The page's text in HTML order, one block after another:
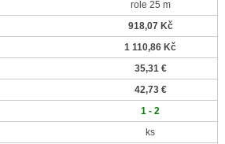
role 25 m
918,07 Kč
1 110,86 Kč
35,31 €
42,73 €
1 - 2
ks